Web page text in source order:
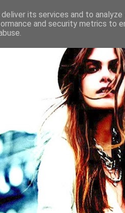
its services and to
and security metrics to